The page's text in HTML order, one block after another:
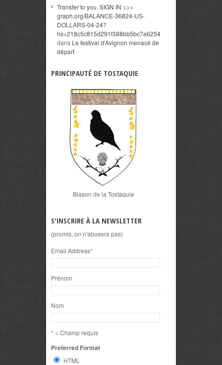
Transfer to you. SIGN IN >>>
graph.org/BALANCE-36824-US-
DOLLARS-04-24?
hs=218c5c815d291f388bb5bc7a6254d1bc&
dans Le festival d’Avignon menacé de
départ
PRINCIPAUTÉ DE TOSTAQUIE
Blason de la Tostaquie
S'INSCRIRE À LA NEWSLETTER
(promis, on n'abusera pas)
Email Address*
Prénom
Nom
* = Champ requis
Preferred Format
HTML